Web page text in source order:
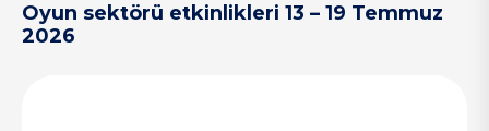
Oyun sektörü etkinlikleri 13 – 19 Temmuz
2026